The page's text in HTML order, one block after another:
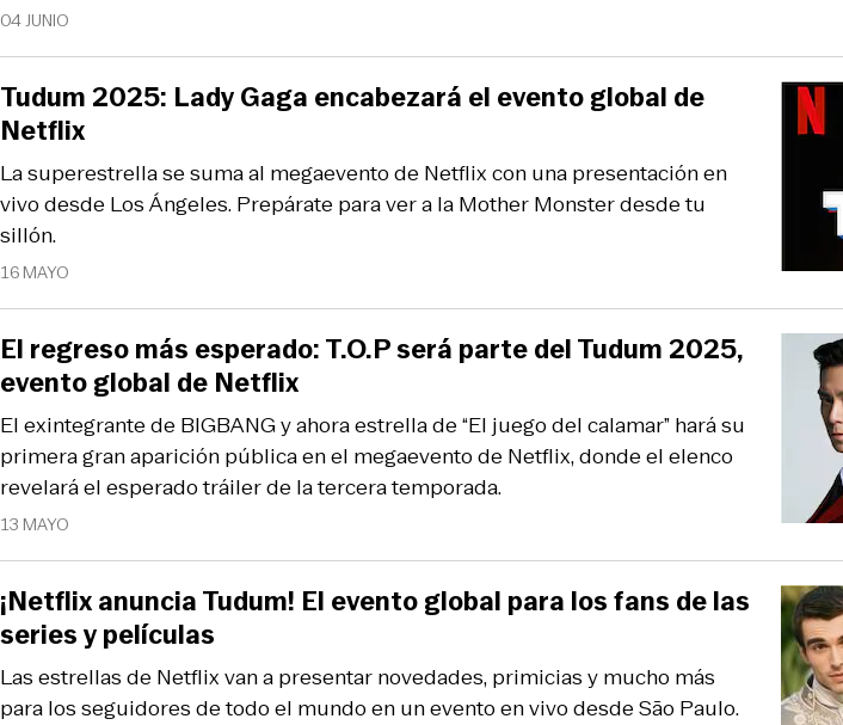
04 JUNIO
16 MAYO
La superestrella se suma al megaevento de Netflix con una presentación en
vivo desde Los Ángeles. Prepárate para ver a la Mother Monster desde tu
sillón.
Tudum 2025: Lady Gaga encabezará el evento global de
Netflix
13 MAYO
El exintegrante de BIGBANG y ahora estrella de “El juego del calamar” hará su
primera gran aparición pública en el megaevento de Netflix, donde el elenco
revelará el esperado tráiler de la tercera temporada.
El regreso más esperado: T.O.P será parte del Tudum 2025,
evento global de Netflix
Las estrellas de Netflix van a presentar novedades, primicias y mucho más
para los seguidores de todo el mundo en un evento en vivo desde São Paulo.
¡Netflix anuncia Tudum! El evento global para los fans de las
series y películas